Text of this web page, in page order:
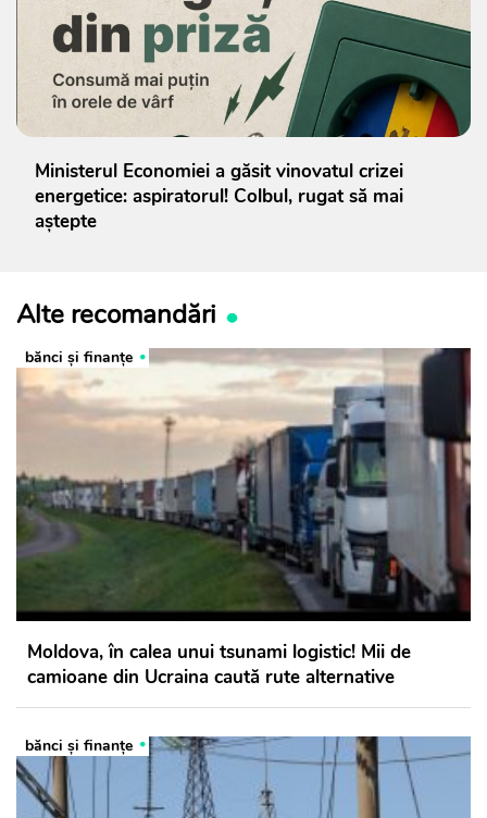
Ministerul Economiei a găsit vinovatul crizei
energetice: aspiratorul! Colbul, rugat să mai
aștepte
Alte recomandări
bănci şi finanţe
Moldova, în calea unui tsunami logistic! Mii de
camioane din Ucraina caută rute alternative
bănci şi finanţe